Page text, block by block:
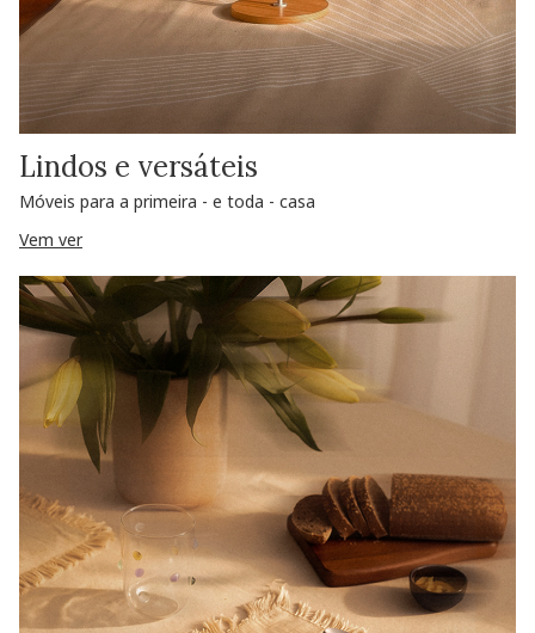
Lindos e versáteis
Móveis para a primeira - e toda - casa
Vem ver